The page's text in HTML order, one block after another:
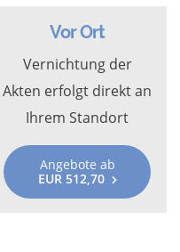
Vor Ort
Vernichtung der
Akten erfolgt direkt an
Ihrem Standort
Angebote ab
EUR 512,70